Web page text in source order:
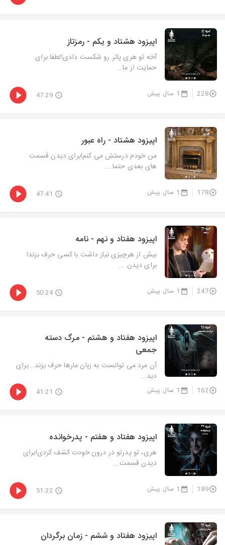
اپیزود هشتاد و یکم - رمزتاز
آخه تو هری پاتر رو شکست دادی!لطفا برای
حمایت از ما...
228 1 سال پیش 47:29
اپیزود هشتاد - راه عبور
من خودم درستش می کنم!برای دیدن قسمت
های بعدی حتما ...
178 1 سال پیش 47:41
اپیزود هفتاد و نهم - نامه
بیش از هرچیزی نیاز داشت با کسی حرف بزند!
برای دیدن ...
247 1 سال پیش 50:24
اپیزود هفتاد و هشتم - مرگ دسته
جمعی
آن مرد می توانست به زبان مارها حرف بزند...برای
دید...
162 1 سال پیش 41:21
اپیزود هفتاد و هفتم - پدرخوانده
هری، تو پدرتو در درون خودت کشف کردی!برای
دیدن قسمت...
189 1 سال پیش 51:22
اپیزود هفتاد و ششم - زمان برگردان